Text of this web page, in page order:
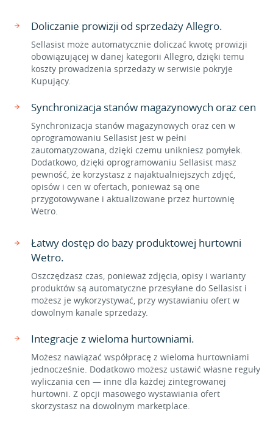
Doliczanie prowizji od sprzedaży Allegro.
Sellasist może automatycznie doliczać kwotę prowizji
obowiązującej w danej kategorii Allegro, dzięki temu
koszty prowadzenia sprzedaży w serwisie pokryje
Kupujący.
Synchronizacja stanów magazynowych oraz cen
Synchronizacja stanów magazynowych oraz cen w
oprogramowaniu Sellasist jest w pełni
zautomatyzowana, dzięki czemu unikniesz pomyłek.
Dodatkowo, dzięki oprogramowaniu Sellasist masz
pewność, że korzystasz z najaktualniejszych zdjęć,
opisów i cen w ofertach, ponieważ są one
przygotowywane i aktualizowane przez hurtownię
Wetro.
Łatwy dostęp do bazy produktowej hurtowni
Wetro.
Oszczędzasz czas, ponieważ zdjęcia, opisy i warianty
produktów są automatyczne przesyłane do Sellasist i
możesz je wykorzystywać, przy wystawianiu ofert w
dowolnym kanale sprzedaży.
Integracje z wieloma hurtowniami.
Możesz nawiązać współpracę z wieloma hurtowniami
jednocześnie. Dodatkowo możesz ustawić własne reguły
wyliczania cen — inne dla każdej zintegrowanej
hurtowni. Z opcji masowego wystawiania ofert
skorzystasz na dowolnym marketplace.